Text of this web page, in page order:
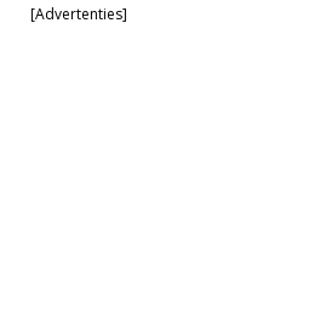
[Advertenties]